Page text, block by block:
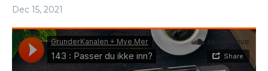
Dec 15, 2021